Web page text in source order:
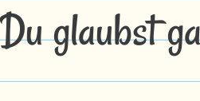
Du glaubst